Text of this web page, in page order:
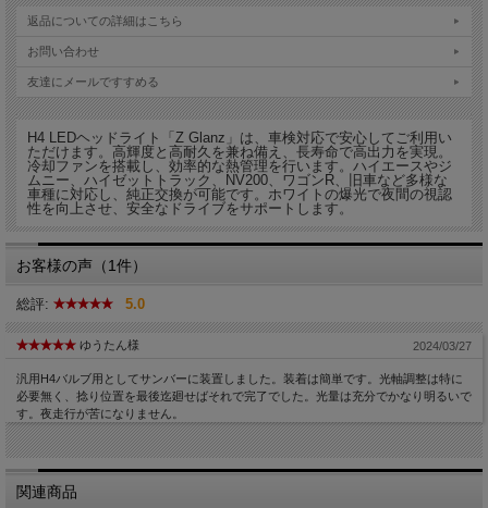
ハロゲン色バルブは別ページにて販売しておりま
返品についての詳細はこちら
お問い合わせ
友達にメールですすめる
H4 LEDヘッドライト「Z Glanz」は、車検対応で安心してご利用い
ただけます。高輝度と高耐久を兼ね備え、長寿命で高出力を実現。
冷却ファンを搭載し、効率的な熱管理を行います。ハイエースやジ
ムニー、ハイゼットトラック、NV200、ワゴンR、旧車など多様な
車種に対応し、純正交換が可能です。ホワイトの爆光で夜間の視認
性を向上させ、安全なドライブをサポートします。
お客様の声（1件）
総評: 5.0
ゆうたん様 2024/03/27
汎用H4バルブ用としてサンバーに装置しました。装着は簡単です。光軸調整は特に
必要無く、捻り位置を最後迄廻せばそれで完了でした。光量は充分でかなり明るいで
す。夜走行が苦になりません。
関連商品